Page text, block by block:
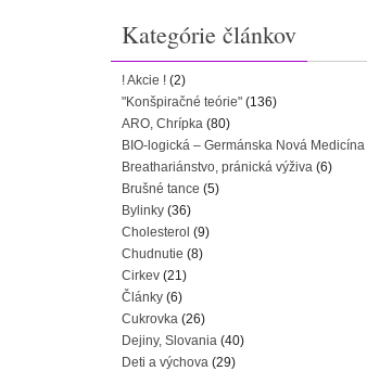
Kategórie článkov
! Akcie ! (2)
"Konšpiračné teórie" (136)
ARO, Chrípka (80)
BIO-logická – Germánska Nová Medicína
Breathariánstvo, pránická výživa (6)
Brušné tance (5)
Bylinky (36)
Cholesterol (9)
Chudnutie (8)
Cirkev (21)
Články (6)
Cukrovka (26)
Dejiny, Slovania (40)
Deti a výchova (29)